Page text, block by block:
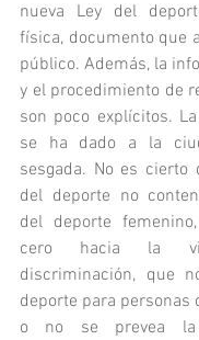
nueva Ley del
física, documento que
público. Además, la
y el procedimiento de
son poco explícitos.
se ha dado a la
sesgada. No es cierto
del deporte no
del deporte
cero hacia la
discriminación, que
deporte para personas
o no se prevea